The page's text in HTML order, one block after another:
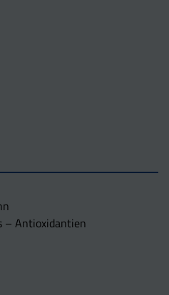
– Antioxidantien